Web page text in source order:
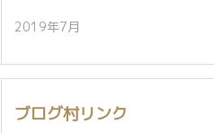
2019年7月
ブログ村リンク